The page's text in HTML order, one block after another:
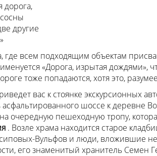
дорога,
другие
где всем подходящим объектам
именуется «Дорога, изрытая дождями»,
тоже попадаются, хотя это,
вас к стоянке экскурсионных
шоссе к деревне
очередную пешеходную тропу,
. Возле храма находится старое
Вульфов и люди, вложившие
его знаменитый хранитель Семен